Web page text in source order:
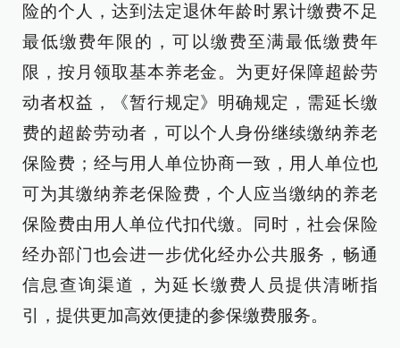
险的个人，达到法定退休年龄时累计缴费不足
最低缴费年限的，可以缴费至满最低缴费年
限，按月领取基本养老金。为更好保障超龄劳
动者权益，《暂行规定》明确规定，需延长缴
费的超龄劳动者，可以个人身份继续缴纳养老
保险费；经与用人单位协商一致，用人单位也
可为其缴纳养老保险费，个人应当缴纳的养老
保险费由用人单位代扣代缴。同时，社会保险
经办部门也会进一步优化经办公共服务，畅通
信息查询渠道，为延长缴费人员提供清晰指
引，提供更加高效便捷的参保缴费服务。